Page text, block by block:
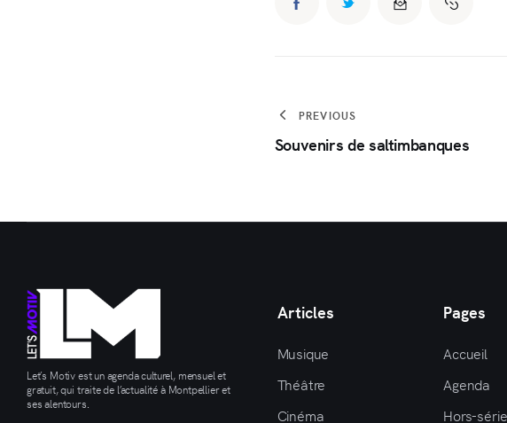
PREVIOUS
Souvenirs de saltimbanques
Let’s Motiv est un agenda culturel, mensuel et
gratuit, qui traite de l’actualité à Montpellier et
ses alentours.
Articles
Musique
Théâtre
Cinéma
Pages
Accueil
Agenda
Hors-série